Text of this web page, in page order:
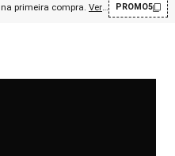
na primeira compra Ver condições .
PROMO5